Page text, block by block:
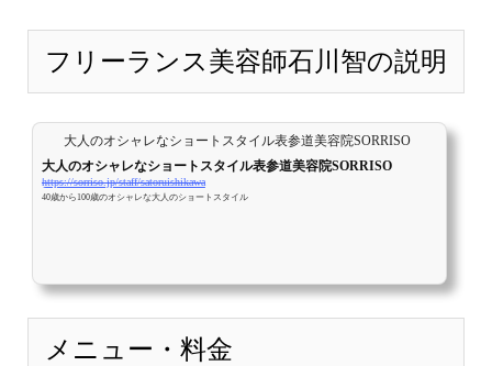
フリーランス美容師石川智の説明
大人のオシャレなショートスタイル表参道美容院SORRISO
大人のオシャレなショートスタイル表参道美容院SORRISO
https://sorriso.jp/staff/satoruishikawa
40歳から100歳のオシャレな大人のショートスタイル
メニュー・料金